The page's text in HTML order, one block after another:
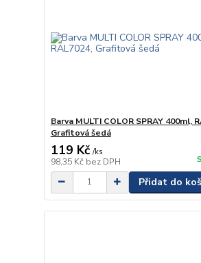
Barva MULTI COLOR SPRAY 400ml,
Grafitová šedá
119 Kč /ks
98,35 Kč bez DPH
Přidat do